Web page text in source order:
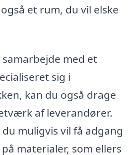
et rum, du vil elske
med et
sig i
kan du også drage
af leverandører.
muligvis vil få adgang
materialer, som ellers